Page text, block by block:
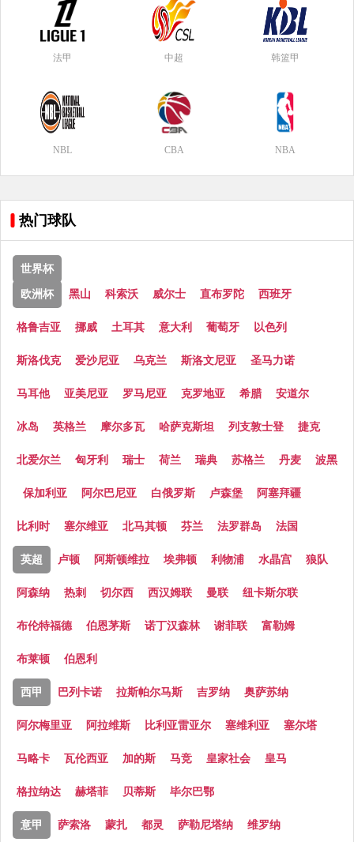
法甲 中超 韩篮甲
NBL CBA NBA
热门球队
世界杯
欧洲杯 黑山 科索沃 威尔士 直布罗陀 西班牙
格鲁吉亚 挪威 土耳其 意大利 葡萄牙 以色列
斯洛伐克 爱沙尼亚 乌克兰 斯洛文尼亚 圣马力诺
马耳他 亚美尼亚 罗马尼亚 克罗地亚 希腊 安道尔
冰岛 英格兰 摩尔多瓦 哈萨克斯坦 列支敦士登 捷克
北爱尔兰 匈牙利 瑞士 荷兰 瑞典 苏格兰 丹麦 波黑
保加利亚 阿尔巴尼亚 白俄罗斯 卢森堡 阿塞拜疆
比利时 塞尔维亚 北马其顿 芬兰 法罗群岛 法国
英超 卢顿 阿斯顿维拉 埃弗顿 利物浦 水晶宫 狼队
阿森纳 热刺 切尔西 西汉姆联 曼联 纽卡斯尔联
布伦特福德 伯恩茅斯 诺丁汉森林 谢菲联 富勒姆
布莱顿 伯恩利
西甲 巴列卡诺 拉斯帕尔马斯 吉罗纳 奥萨苏纳
阿尔梅里亚 阿拉维斯 比利亚雷亚尔 塞维利亚 塞尔塔
马略卡 瓦伦西亚 加的斯 马竞 皇家社会 皇马
格拉纳达 赫塔菲 贝蒂斯 毕尔巴鄂
意甲 萨索洛 蒙扎 都灵 萨勒尼塔纳 维罗纳